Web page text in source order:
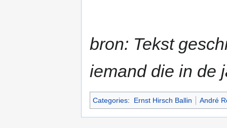
bron: Tekst
iemand die in de
Categories: Ernst Hirsch Ballin André